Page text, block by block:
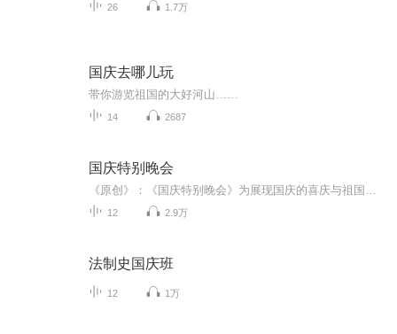
26 1.7万
国庆去哪儿玩
带你游览祖国的大好河山……
14 2687
国庆特别晚会
12 2.9万
法制史国庆班
12 1万